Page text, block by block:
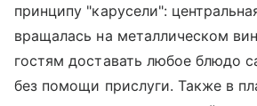
принципу "карусели":
вращалась на металлическом
гостям доставать любое блюдо
без помощи прислуги. Также в